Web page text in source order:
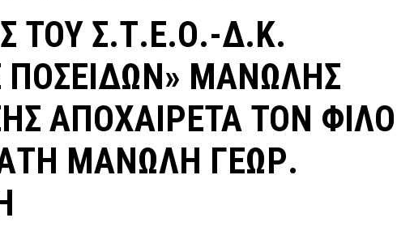
ΤΟΥ Σ.Τ.Ε.Ο.-Δ.Κ.
ΠΟΣΕΙΔΩΝ» ΜΑΝΩΛΗΣ
ΑΠΟΧΑΙΡΕΤΑ ΤΟΝ ΦΙΛΟ
ΜΑΝΩΛΗ ΓΕΩΡ.